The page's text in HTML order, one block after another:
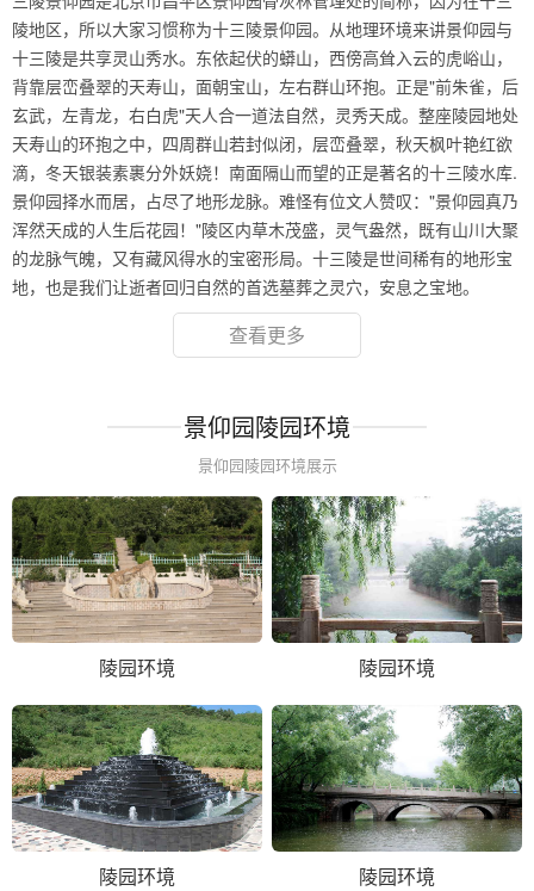
陵地区，所以大家习惯称为十三陵景仰园。从地理环境来讲景仰园与
十三陵是共享灵山秀水。东依起伏的蟒山，西傍高耸入云的虎峪山，
背靠层峦叠翠的天寿山，面朝宝山，左右群山环抱。正是"前朱雀，后
玄武，左青龙，右白虎"天人合一道法自然，灵秀天成。整座陵园地处
天寿山的环抱之中，四周群山若封似闭，层峦叠翠，秋天枫叶艳红欲
滴，冬天银装素裹分外妖娆！南面隔山而望的正是著名的十三陵水库.
景仰园择水而居，占尽了地形龙脉。难怪有位文人赞叹："景仰园真乃
浑然天成的人生后花园！"陵区内草木茂盛，灵气盎然，既有山川大聚
的龙脉气魄，又有藏风得水的宝密形局。十三陵是世间稀有的地形宝
地，也是我们让逝者回归自然的首选墓葬之灵穴，安息之宝地。
查看更多
景仰园陵园环境
景仰园陵园环境展示
陵园环境 陵园环境
陵园环境 陵园环境